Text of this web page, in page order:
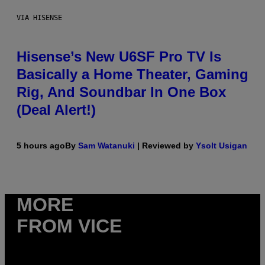
VIA HISENSE
Hisense’s New U6SF Pro TV Is
Basically a Home Theater, Gaming
Rig, And Soundbar In One Box
(Deal Alert!)
5 hours agoBy Sam Watanuki | Reviewed by Ysolt Usigan
MORE
FROM VICE